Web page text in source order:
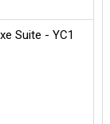
Suite - YC1